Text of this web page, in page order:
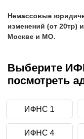
Немассовые
изменений (от 20тр)
Москве и МО.
Выберите
посмотреть
ИФНС 1
ИФНС 4